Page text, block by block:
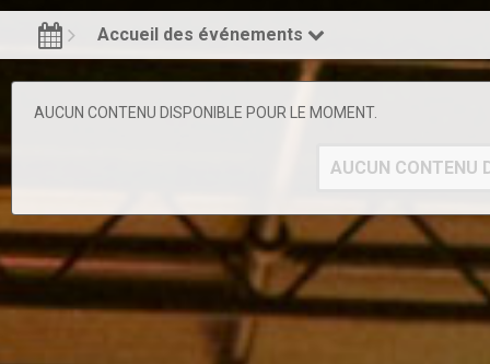
Accueil des événements
AUCUN CONTENU DISPONIBLE POUR LE MOMENT.
AUCUN CONTENU